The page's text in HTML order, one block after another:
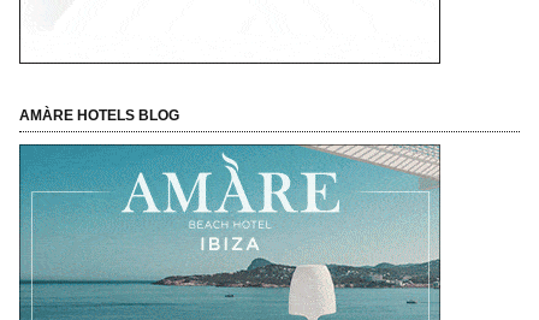
AMÀRE HOTELS BLOG